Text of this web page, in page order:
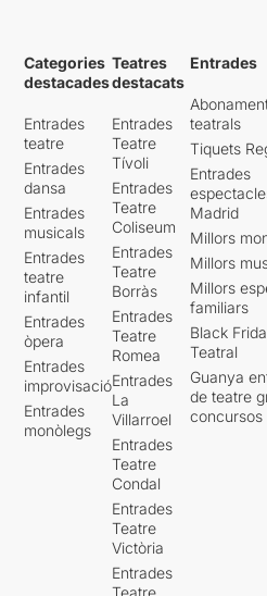
Categories
destacades
Entrades
teatre
Entrades
dansa
Entrades
musicals
Entrades
teatre
infantil
Entrades
òpera
Entrades
improvisació
Entrades
monòlegs
Teatres
destacats
Entrades
Teatre
Tívoli
Entrades
Teatre
Coliseum
Entrades
Teatre
Borràs
Entrades
Teatre
Romea
Entrades
La
Villarroel
Entrades
Teatre
Condal
Entrades
Teatre
Victòria
Entrades
Teatre
Entrades
teatrals
Tiquets
Entrades
Madrid
Millors
Millors
Millors
familiars
Black
Teatral
Guanya
de teatre
concursos